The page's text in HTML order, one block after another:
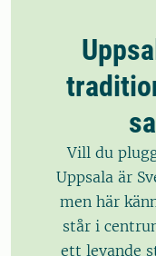
Vill du
Uppsala är
men här
står i
ett levande